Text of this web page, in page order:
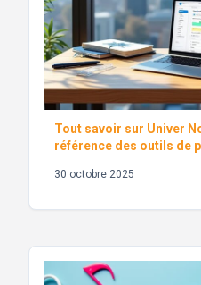
Tout savoir sur Univer
référence des outils de
30 octobre 2025